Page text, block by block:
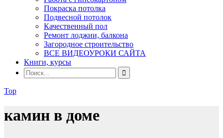
Покраска потолка
Подвесной потолок
Качественный пол
Ремонт лоджии, балкона
Загородное строительство
ВСЕ ВИДЕОУРОКИ САЙТА
Книги, курсы
Top
камин в доме